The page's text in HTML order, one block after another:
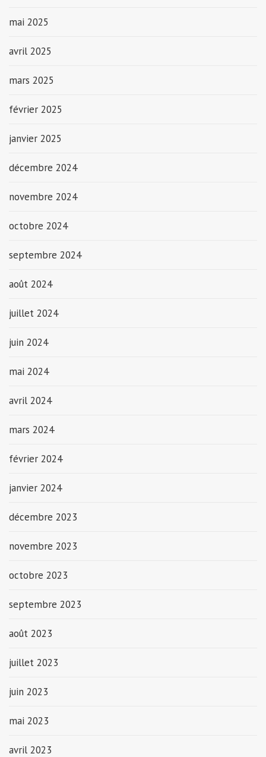
mai 2025
avril 2025
mars 2025
février 2025
janvier 2025
décembre 2024
novembre 2024
octobre 2024
septembre 2024
août 2024
juillet 2024
juin 2024
mai 2024
avril 2024
mars 2024
février 2024
janvier 2024
décembre 2023
novembre 2023
octobre 2023
septembre 2023
août 2023
juillet 2023
juin 2023
mai 2023
avril 2023